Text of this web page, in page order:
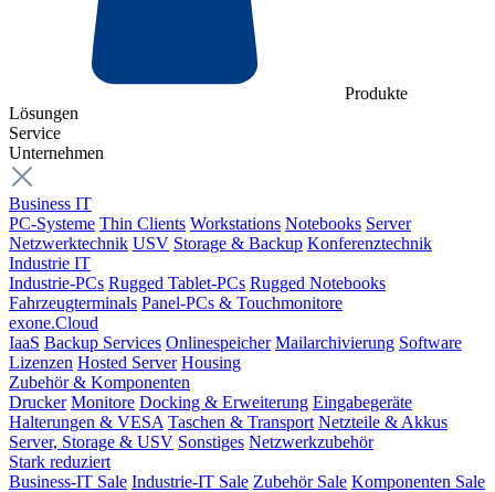
Produkte
Lösungen
Service
Unternehmen
Business IT
PC-Systeme Thin Clients Workstations Notebooks Server
Netzwerktechnik USV Storage & Backup Konferenztechnik
Industrie IT
Industrie-PCs Rugged Tablet-PCs Rugged Notebooks
Fahrzeugterminals Panel-PCs & Touchmonitore
exone.Cloud
IaaS Backup Services Onlinespeicher Mailarchivierung Software
Lizenzen Hosted Server Housing
Zubehör & Komponenten
Drucker Monitore Docking & Erweiterung Eingabegeräte
Halterungen & VESA Taschen & Transport Netzteile & Akkus
Server, Storage & USV Sonstiges Netzwerkzubehör
Stark reduziert
Business-IT Sale Industrie-IT Sale Zubehör Sale Komponenten Sale